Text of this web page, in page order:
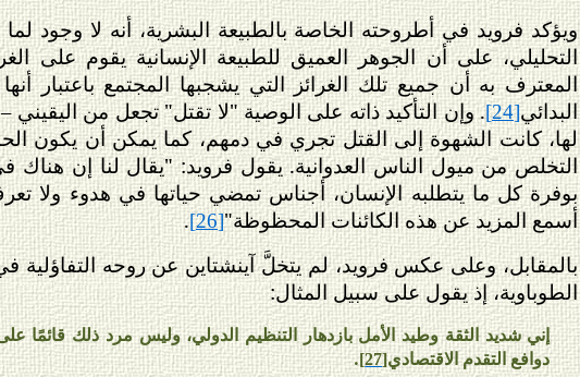
ويؤكد فرويد في أطروحته الخاصة بالطبيعة البشرية، أنه لا وجود
التحليلي، على أن الجوهر العميق للطبيعة الإنسانية يقوم على
المعترف به أن جميع تلك الغرائز التي يشجبها المجتمع باعتبار
البدائي[24]
. وإن التأكيد ذاته على الوصية "لا تقتل" تجعل من
لها، كانت الشهوة إلى القتل تجري في دمهم، كما يمكن أن يكون
التخلص من ميول الناس العدوانية. يقول فرويد: "يقال لنا إن
بوفرة كل ما يتطلبه الإنسان، أجناس تمضي حياتها في هدوء ولا
أسمع المزيد عن هذه الكائنات المحظوظة"[26]
.
بالمقابل، وعلى عكس فرويد، لم يتخلَّ آينشتاين عن روحه التفاؤلية
الطوباوية، إذ يقول على سبيل المثال:
إني شديد الثقة وطيد الأمل بازدهار التنظيم الدولي، وليس مرد ذلك
دوافع التقدم الاقتصادي[27]
.